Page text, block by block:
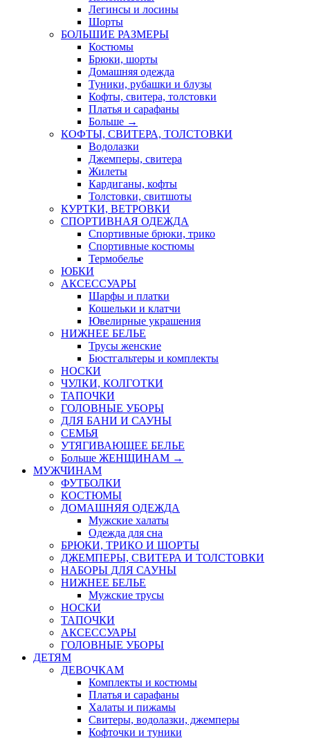
Легинсы и лосины
Шорты
БОЛЬШИЕ РАЗМЕРЫ
Костюмы
Брюки, шорты
Домашняя одежда
Туники, рубашки и блузы
Кофты, свитера, толстовки
Платья и сарафаны
Больше →
КОФТЫ, СВИТЕРА, ТОЛСТОВКИ
Водолазки
Джемперы, свитера
Жилеты
Кардиганы, кофты
Толстовки, свитшоты
КУРТКИ, ВЕТРОВКИ
СПОРТИВНАЯ ОДЕЖДА
Спортивные брюки, трико
Спортивные костюмы
Термобелье
ЮБКИ
AКСЕССУАРЫ
Шарфы и платки
Кошельки и клатчи
Ювелирные украшения
НИЖНЕЕ БЕЛЬЕ
Трусы женские
Бюстгальтеры и комплекты
НОСКИ
ЧУЛКИ, КОЛГОТКИ
ТАПОЧКИ
ГОЛОВНЫЕ УБОРЫ
ДЛЯ БАНИ И САУНЫ
СЕМЬЯ
УТЯГИВАЮЩЕЕ БЕЛЬЕ
Больше ЖЕНЩИНАМ →
МУЖЧИНАМ
ФУТБОЛКИ
КОСТЮМЫ
ДОМАШНЯЯ ОДЕЖДА
Мужские халаты
Одежда для сна
БРЮКИ, ТРИКО И ШОРТЫ
ДЖЕМПЕРЫ, СВИТЕРА И ТОЛСТОВКИ
НАБОРЫ ДЛЯ САУНЫ
НИЖНЕЕ БЕЛЬЕ
Мужские трусы
НОСКИ
ТАПОЧКИ
АКСЕССУАРЫ
ГОЛОВНЫЕ УБОРЫ
ДЕТЯМ
ДЕВОЧКАМ
Комплекты и костюмы
Платья и сарафаны
Халаты и пижамы
Свитеры, водолазки, джемперы
Кофточки и туники